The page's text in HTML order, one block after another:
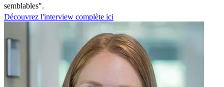
semblables".
Découvrez l'interview complète ici